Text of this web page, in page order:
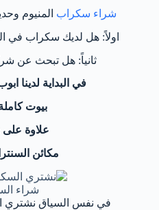
شراء سكراب المنيوم
اولاً: هل لديك سكراب في
ثانياً: هل تبحث عن
في البداية لدينا
بيوت
علاوة على
مكائن
شراء
في نفس السياق نشتري